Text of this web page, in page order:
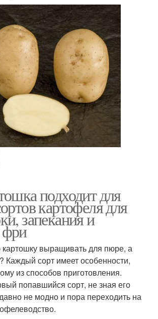
подходит для
картофеля для
запекания и
картошку выращивать для пюре, а
Каждый сорт имеет особенности,
из способов приготовления.
попавшийся сорт, не зная его
не модно и пора переходить на